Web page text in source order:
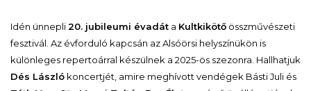
Idén ünnepli20. jubileumi évadát a Kultkikötő összművészeti
fesztivál. Az évforduló kapcsán az Alsóörsi helyszínükön is
különleges repertoárral készülnek a 2025-ös szezonra. Hallhatjuk
Dés László koncertjét, amire meghívott vendégek Básti Juli és